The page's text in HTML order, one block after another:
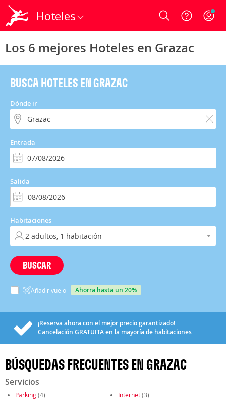
Hoteles Login
Los 6 mejores Hoteles en Grazac
BUSCA HOTELES EN GRAZAC
Dónde ir
Entrada
Salida
Habitaciones
BUSCAR
Añadir vuelo ahorra hasta un 20%
¡Reserva ahora con el mejor precio garantizado!
Cancelación GRATUITAen la mayoría de habitaciones
BÚSQUEDAS FRECUENTES EN GRAZAC
Servicios
Parking(4) Internet(3)